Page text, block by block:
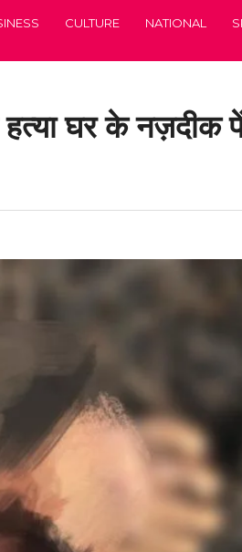
CULTURE NATIONAL
घर के नज़दीक